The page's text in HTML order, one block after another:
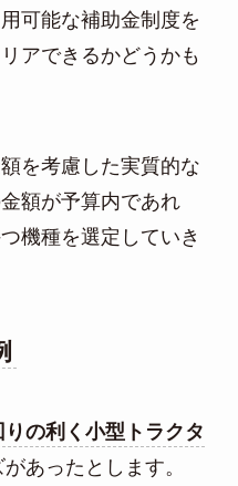
可能な補助金制度を
アできるかどうかも
を考慮した実質的な
額が予算内であれ
機種を選定していき
りの利く小型トラクタ
あったとします。